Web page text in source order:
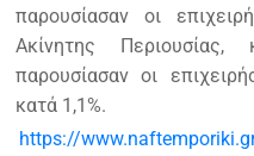
παρουσίασαν οι
Ακίνητης
παρουσίασαν οι
κατά 1,1%.
https://